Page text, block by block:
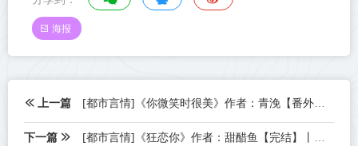
海报
上一篇 [都市言情]《你微笑时很美》作者：青浼【番外完结】丨小说资源百度网盘免费txt下载
下一篇 [都市言情]《狂恋你》作者：甜醋鱼【完结】丨小说资源百度网盘免费txt下载